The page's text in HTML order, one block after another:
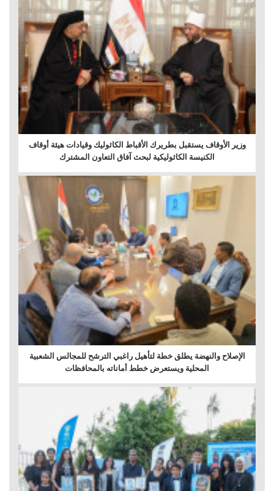
وزير الأوقاف يستقبل بطريرك الأقباط الكاثوليك وقيادات هيئة أوقاف
الكنيسة الكاثوليكية لبحث آفاق التعاون المشترك
الإصلاح والنهضة يطلق خطة لتأهيل راغبي الترشح للمجالس الشعبية
المحلية ويستعرض خطط أماناته بالمحافظات